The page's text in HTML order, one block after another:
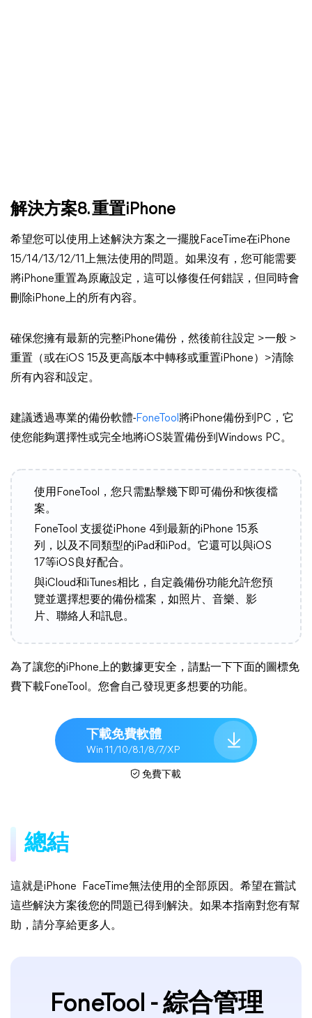
解決方案8. 重置iPhone
希望您可以使用上述解決方案之一擺脫FaceTime在iPhone
15/14/13/12/11上無法使用的問題。如果沒有，您可能需要
將iPhone重置為原廠設定，這可以修復任何錯誤，但同時會
刪除iPhone上的所有內容。
確保您擁有最新的完整iPhone備份，然後前往設定 >一般 >
重置（或在iOS 15及更高版本中轉移或重置iPhone）>清除
所有內容和設定。
建議透過專業的備份軟體-FoneTool 將iPhone備份到PC，它
使您能夠選擇性或完全地將iOS裝置備份到Windows PC。
使用FoneTool，您只需點擊幾下即可備份和恢復檔
案。
FoneTool 支援從iPhone 4到最新的iPhone 15系
列，以及不同類型的iPad和iPod。它還可以與iOS
17等iOS良好配合。
與iCloud和iTunes相比，自定義備份功能允許您預
覽並選擇想要的備份檔案，如照片、音樂、影
片、聯絡人和訊息。
為了讓您的iPhone上的數據更安全，請點一下下面的圖標免
費下載FoneTool。您會自己發現更多想要的功能。
下載免費軟體
Win 11/10/8.1/8/7/XP
免費下載
總結
這就是iPhone FaceTime無法使用的全部原因。希望在嘗試
這些解決方案後您的問題已得到解決。如果本指南對您有幫
助，請分享給更多人。
FoneTool - 綜合管理